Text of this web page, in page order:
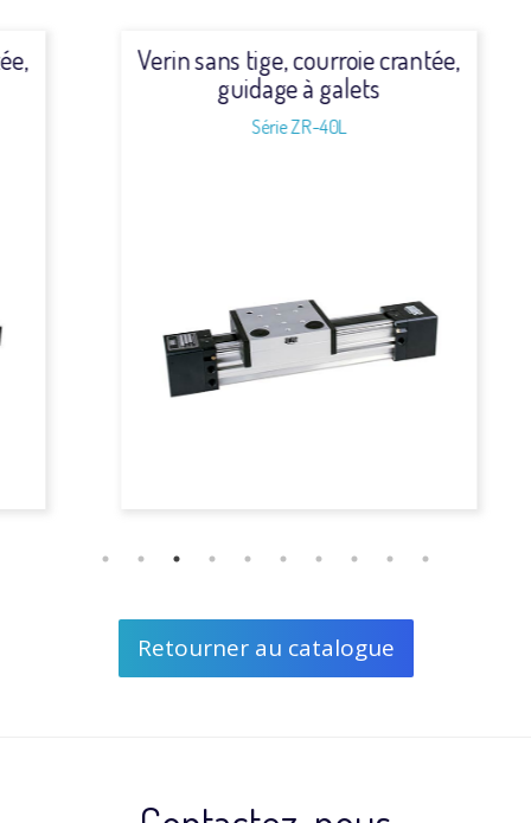
Verin sans tige, courroie crantée,
guidage à galets
Série ZR-40L
Retourner au catalogue